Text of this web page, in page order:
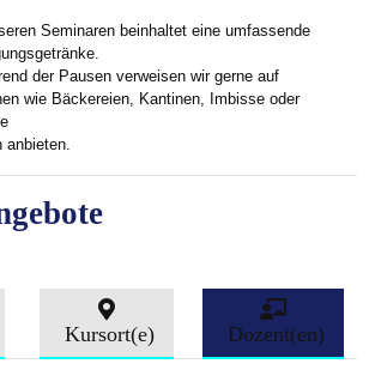
Seminaren beinhaltet eine umfassende
der Pausen verweisen wir gerne auf
wie Bäckereien, Kantinen, Imbisse oder
anbieten.
Kursort(e) Dozent(en)